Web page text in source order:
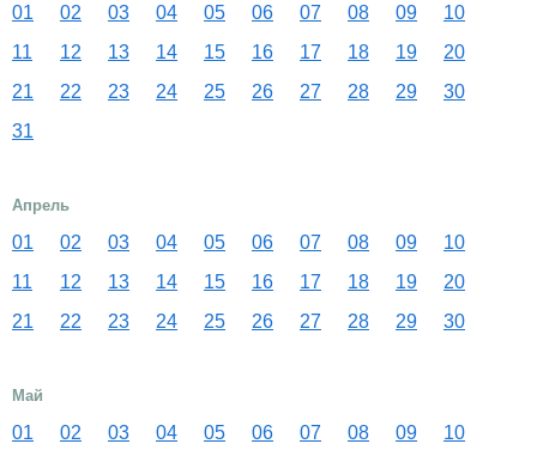
01 02 03 04 05 06 07 08 09
10
11
12 13 14 15 16 17 18 19
20
21
22 23 24 25 26 27 28 29
30
31
Апрель
01 02 03 04 05 06 07 08 09
10
11
12 13 14 15 16 17 18 19
20
21
22 23 24 25 26 27 28 29 30
Май
01 02 03 04 05 06 07 08 09
10